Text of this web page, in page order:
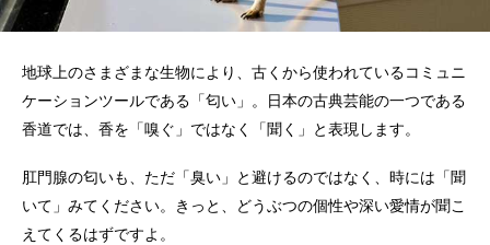
地球上のさまざまな生物により、古くから使われているコミュニ
ケーションツールである「匂い」。日本の古典芸能の一つである
香道では、香を「嗅ぐ」ではなく「聞く」と表現します。
肛門腺の匂いも、ただ「臭い」と避けるのではなく、時には「聞
いて」みてください。きっと、どうぶつの個性や深い愛情が聞こ
えてくるはずですよ。